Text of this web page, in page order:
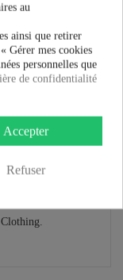
au
ainsi que retirer
Gérer mes cookies
personnelles que
de confidentialité
Accepter
Refuser